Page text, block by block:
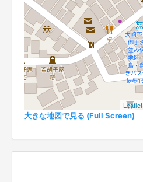
Leaflet
大きな地図で見る (Full Screen)